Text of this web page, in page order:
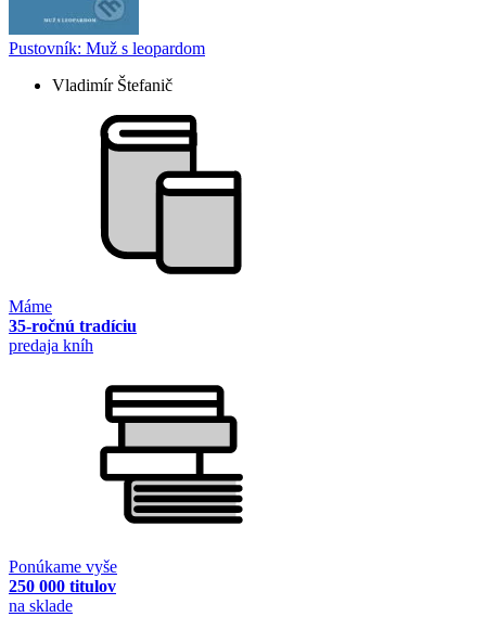
Pustovník: Muž s leopardom
Vladimír Štefanič
Máme
35-ročnú tradíciu
predaja kníh
Ponúkame vyše
250 000 titulov
na sklade